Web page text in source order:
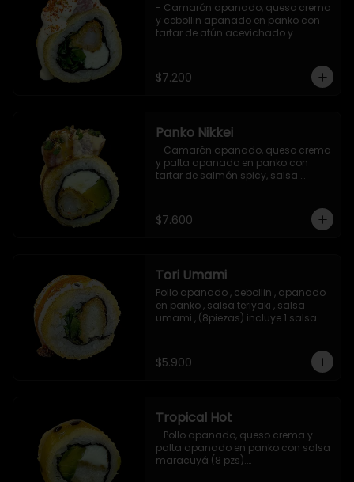
- Camarón apanado, queso crema
y cebollin apanado en panko con
tartar de atún acevichado y
$7.200
Panko Nikkei
- Camarón apanado, queso crema
y palta apanado en panko con
tartar de salmón spicy, salsa
$7.600
Tori Umami
Pollo apanado , cebollin , apanado
en panko , salsa teriyaki , salsa
umami , (8piezas) incluye 1 salsa
$5.900
Tropical Hot
- Pollo apanado, queso crema y
palta apanado en panko con salsa
maracuyá (8 pzs).